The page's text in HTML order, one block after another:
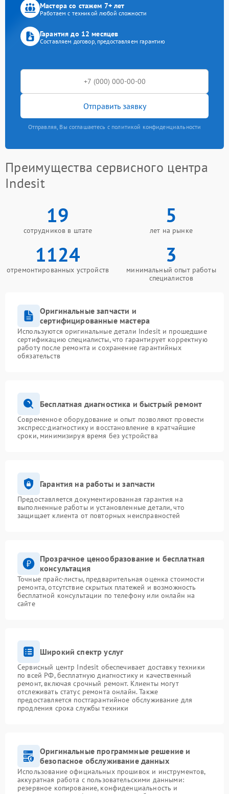
Мастера со стажем 7+ лет
Работаем с техникой любой сложности
Гарантия до 12 месяцев
Составляем договор, предоставляем гарантию
Отправить заявку
Отправляя, Вы соглашаетесь с политикой конфиденциальности
Преимущества сервисного центра
Indesit
19
сотрудников в штате
5
лет на рынке
1124
отремонтированных устройств
3
минимальный опыт работы
специалистов
Оригинальные запчасти и
сертифицированные мастера
Используются оригинальные детали Indesit и прошедшие
сертификацию специалисты, что гарантирует корректную
работу после ремонта и сохранение гарантийных
обязательств
Бесплатная диагностика и быстрый ремонт
Современное оборудование и опыт позволяют провести
экспресс-диагностику и восстановление в кратчайшие
сроки, минимизируя время без устройства
Гарантия на работы и запчасти
Предоставляется документированная гарантия на
выполненные работы и установленные детали, что
защищает клиента от повторных неисправностей
Прозрачное ценообразование и бесплатная
консультация
Точные прайс-листы, предварительная оценка стоимости
ремонта, отсутствие скрытых платежей и возможность
бесплатной консультации по телефону или онлайн на
сайте
Широкий спектр услуг
Сервисный центр Indesit обеспечивает доставку техники
по всей РФ, бесплатную диагностику и качественный
ремонт, включая срочный ремонт. Клиенты могут
отслеживать статус ремонта онлайн. Также
предоставляется постгарантийное обслуживание для
продления срока службы техники
Оригинальные программные решение и
безопасное обслуживание данных
Использование официальных прошивок и инструментов,
аккуратная работа с пользовательскими данными:
резервное копирование, конфиденциальность и